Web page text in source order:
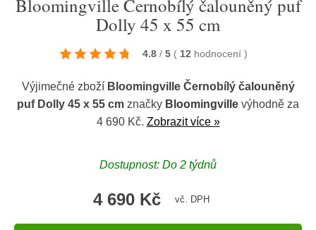
Bloomingville Černobílý čalouněný puf
Dolly 45 x 55 cm
4.8 / 5 ( 12 hodnocení )
Výjimečné zboží Bloomingville Černobílý čalouněný
puf Dolly 45 x 55 cm značky Bloomingville výhodně za
4 690 Kč. Zobrazit více »
Dostupnost: Do 2 týdnů
4 690 Kč vč. DPH